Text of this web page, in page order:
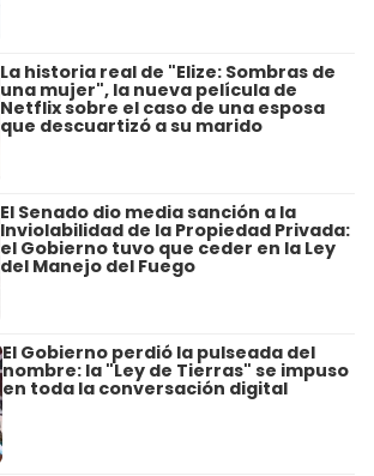
La historia real de "Elize: Sombras de
una mujer", la nueva película de
Netflix sobre el caso de una esposa
que descuartizó a su marido
El Senado dio media sanción a la
Inviolabilidad de la Propiedad Privada:
el Gobierno tuvo que ceder en la Ley
del Manejo del Fuego
El Gobierno perdió la pulseada del
nombre: la "Ley de Tierras" se impuso
en toda la conversación digital